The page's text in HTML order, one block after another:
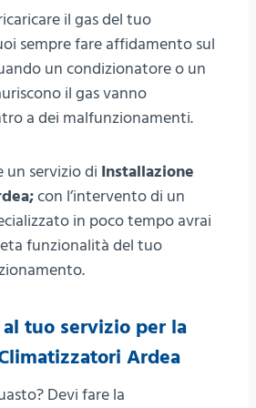
il gas del tuo
sempre fare affidamento sul
un condizionatore o un
il gas vanno
a dei malfunzionamenti.
un servizio di Installazione
con l’intervento di un
in poco tempo avrai
funzionalità del tuo
tuo servizio per la
Ardea
Devi fare la